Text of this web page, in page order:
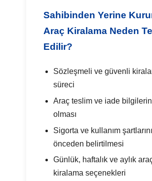
Sahibinden Yerine
Araç Kiralama Neden
Edilir?
Sözleşmeli ve güvenli
süreci
Araç teslim ve iade
olması
Sigorta ve kullanım
önceden belirtilmesi
Günlük, haftalık ve aylık
kiralama seçenekleri